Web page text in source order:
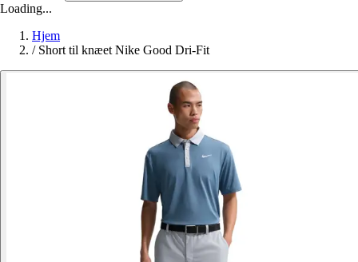
Loading...
Hjem
/ Short til knæet Nike Good Dri-Fit